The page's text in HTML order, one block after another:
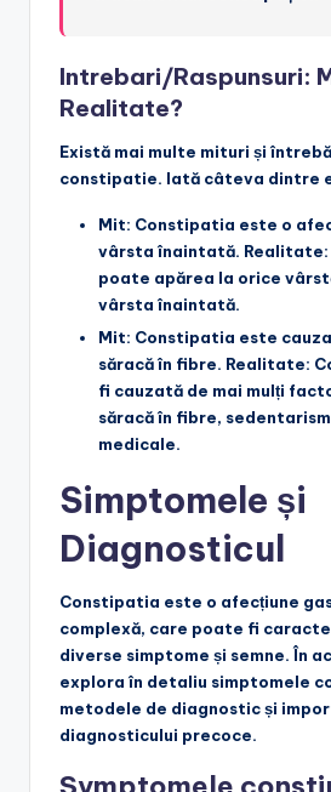
Intrebari/Raspunsuri:
Realitate?
Există mai multe mituri și
constipatie. Iată câteva dintre
Mit: Constipatia este o
vârsta înaintată.
poate apărea la orice
vârsta înaintată.
Mit: Constipatia este
săracă în fibre. Realitate:
fi cauzată de mai mulți
săracă în fibre,
medicale.
Simptomele și
Diagnosticul
Constipatia este o afecțiune
complexă, care poate fi
diverse simptome și semne. În
explora în detaliu simptomele
metodele de diagnostic și
diagnosticului precoce.